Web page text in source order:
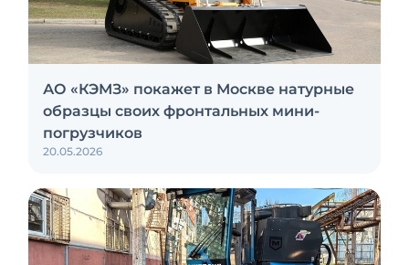
АО «КЭМЗ» покажет в Москве натурные
образцы своих фронтальных мини-
погрузчиков
20.05.2026